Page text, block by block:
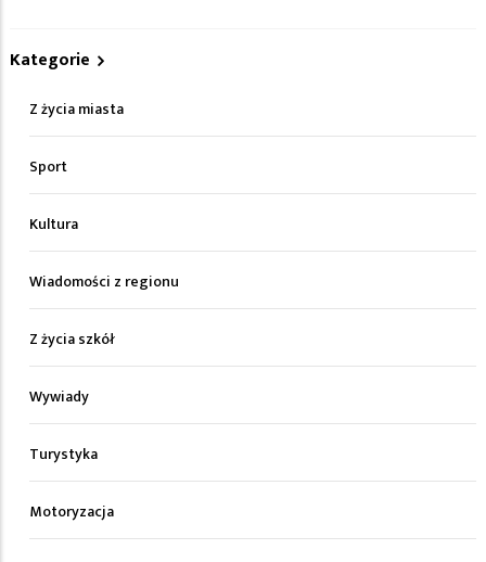
Kategorie
Z życia miasta
Sport
Kultura
Wiadomości z regionu
Z życia szkół
Wywiady
Turystyka
Motoryzacja